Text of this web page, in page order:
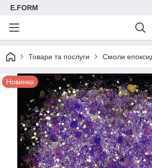
E.FORM
Товари та послуги Смоли
Новинка